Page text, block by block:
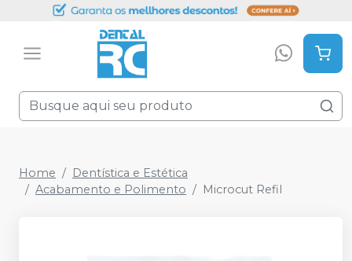
Home
Dentística e Estética
Acabamento e Polimento
Microcut Refil